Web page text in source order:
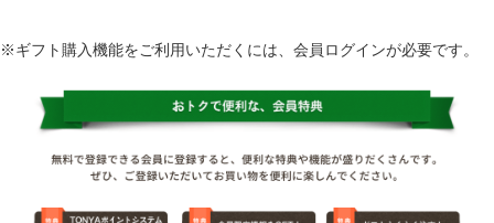
※ギフト購入機能をご利用いただくには、会員ログインが必要です。